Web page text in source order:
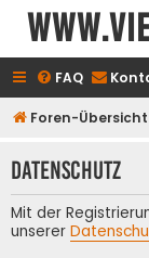
FAQ
Foren-Übersicht
Datenschutz
Mit der
unserer